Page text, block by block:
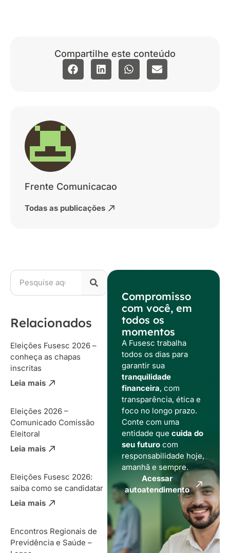
Compartilhe este conteúdo
Frente Comunicacao
Todas as publicações
Relacionados
Eleições Fusesc 2026 –
conheça as chapas
inscritas
Leia mais
Eleições 2026 –
Comunicado Comissão
Eleitoral
Leia mais
Eleições Fusesc 2026:
saiba como se candidatar
Leia mais
Encontros Regionais de
Previdência e Saúde –
Compromisso
com você, em
todos os
momentos
A Fusesc trabalha
todos os dias para
garantir sua
tranquilidade
financeira, com
transparência, ética e
foco no longo prazo.
Conte com uma
entidade que cuida do
seu futurocom
responsabilidade hoje,
amanhã e sempre.
Acessar
autoatendimento